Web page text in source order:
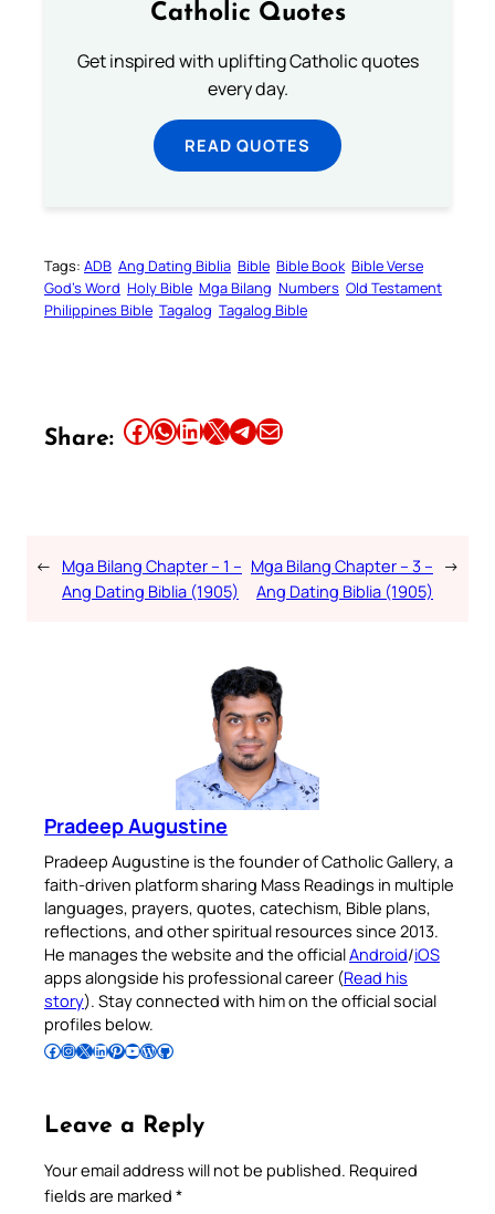
Catholic Quotes
Get inspired with uplifting Catholic quotes
every day.
READ QUOTES
Tags: ADB Ang Dating Biblia Bible Bible Book Bible Verse
God’s Word Holy Bible Mga Bilang Numbers Old Testament
Philippines Bible Tagalog Tagalog Bible
Share: Share this article on Facebook Share this article on WhatsApp Share this article on LinkedIn Share this article on X Share this article on TelegramEmail this Article
← Mga Bilang Chapter – 1 –
Ang Dating Biblia (1905)
Mga Bilang Chapter – 3 –
Ang Dating Biblia (1905)
→
Pradeep Augustine
Pradeep Augustine is the founder of Catholic Gallery, a
faith-driven platform sharing Mass Readings in multiple
languages, prayers, quotes, catechism, Bible plans,
reflections, and other spiritual resources since 2013.
He manages the website and the officialAndroid/iOS
apps alongside his professional career (Read his
story). Stay connected with him on the official social
profiles below.
Follow Pradeep on Facebook Follow Pradeep on InstagramFollow Pradeep on X Follow Pradeep on LinkedIn Follow Pradeep on Pinterest Subscribe to Pradeep’s Youtube Channel Follow Pradeep on WordPress Follow Pradeep on GitHub
Leave a Reply
Your email address will not be published. Required
fields are marked *